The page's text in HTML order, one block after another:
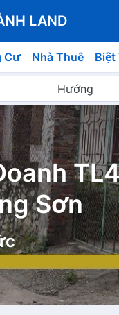
LAND
Cư Nhà Thuê
Sơn